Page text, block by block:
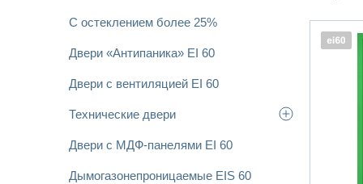
С остеклением более 25%
Двери «Антипаника» EI 60
Двери с вентиляцией EI 60
Технические двери
Двери с МДФ-панелями EI 60
Дымогазонепроницаемые EIS 60